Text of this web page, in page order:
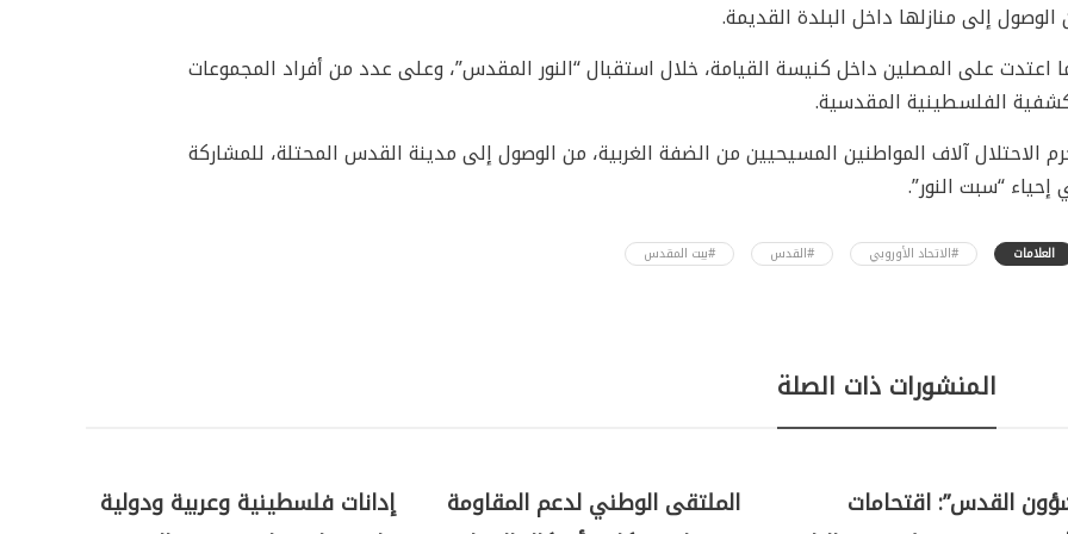
الوصول إلى منازلها داخل البلدة القديمة.
اعتدت على المصلين داخل كنيسة القيامة، خلال استقبال “النور المقدس”، وعلى عدد من أفراد المجموعات
الفلسطينية المقدسية.
الاحتلال آلاف المواطنين المسيحيين من الضفة الغربية، من الوصول إلى مدينة القدس المحتلة، للمشاركة
“سبت النور”.
العلامات #الاتحاد الأوروبي #القدس #بيت المقدس
المنشورات ذات الصلة
القدس”: اقتحامات
الملتقى الوطني لدعم المقاومة
إدانات فلسطينية وعربية ودولية